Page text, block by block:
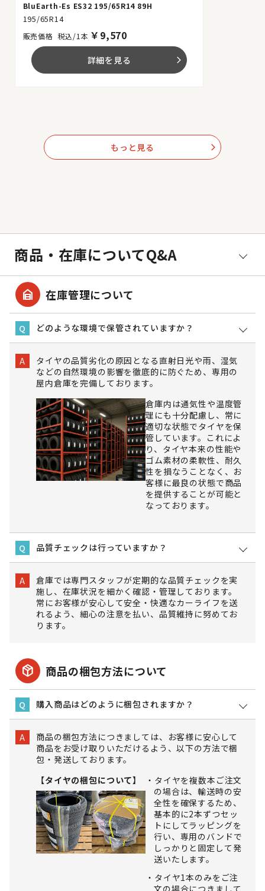
BluEarth-Es ES32 195/65R14 89H
195/65R14
税込/1本 ￥ 9,570
詳細を見る arrow_forward_ios
もっと見る arrow_forward_ios
商品・在庫についてQ&A
garage_home 在庫管理について
Q どのような環境で保管されていますか？
A
タイヤの品質劣化の原因となる直射日光や雨、湿気
などの自然環境の影響を徹底的に防ぐため、専用の
屋内倉庫を完備しております。
倉庫内は通気性や温度管
理にも十分配慮し、常に
適切な状態でタイヤを保
管しています。これによ
り、タイヤ本来の性能や
ゴム素材の柔軟性、耐久
性を損なうことなく、お
客様に最良の状態で商品
を提供することが可能と
なっております。
Q 品質チェックは行っていますか？
A
倉庫では専門スタッフが定期的な品質チェックを実
施し、在庫状況を細かく確認・管理しております。
常にお客様が安心して安全・快適なカーライフを送
れるよう、細心の注意を払い、品質維持に努めてお
ります。
package_2 商品の梱包方法について
Q 購入商品はどのように梱包されますか？
A
商品の梱包方法につきましては、お客様に安心して
商品をお受け取りいただけるよう、以下の方法で梱
包・発送しております。
【タイヤの梱包について】
タイヤを複数本ご注文
の場合は、輸送時の安
全性を確保するため、
基本的に2本ずつセッ
トにしてラッピングを
行い、専用のバンドで
しっかりと固定して発
送いたします。
タイヤ1本のみをご注